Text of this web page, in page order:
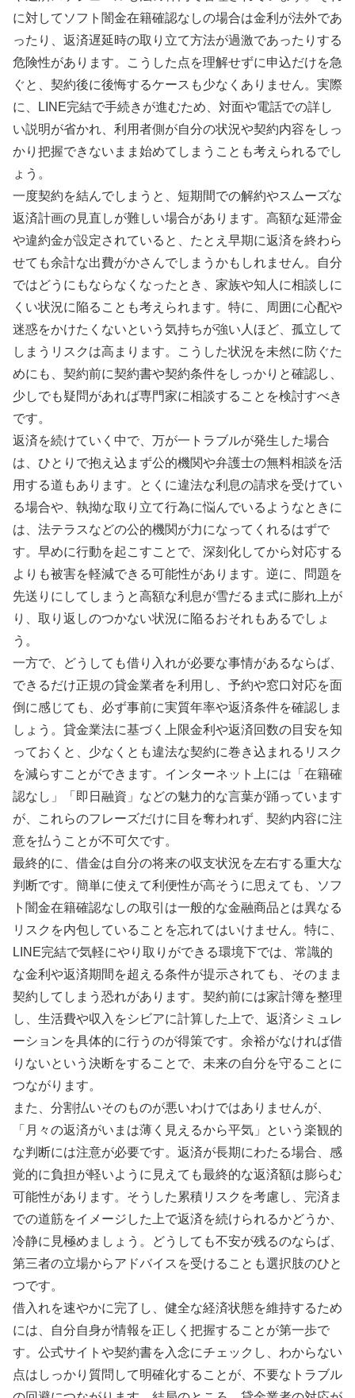
に対してソフト闇金在籍確認なしの場合は金利が法外であ
ったり、返済遅延時の取り立て方法が過激であったりする
危険性があります。こうした点を理解せずに申込だけを急
ぐと、契約後に後悔するケースも少なくありません。実際
に、LINE完結で手続きが進むため、対面や電話での詳し
い説明が省かれ、利用者側が自分の状況や契約内容をしっ
かり把握できないまま始めてしまうことも考えられるでし
ょう。
一度契約を結んでしまうと、短期間での解約やスムーズな
返済計画の見直しが難しい場合があります。高額な延滞金
や違約金が設定されていると、たとえ早期に返済を終わら
せても余計な出費がかさんでしまうかもしれません。自分
ではどうにもならなくなったとき、家族や知人に相談しに
くい状況に陥ることも考えられます。特に、周囲に心配や
迷惑をかけたくないという気持ちが強い人ほど、孤立して
しまうリスクは高まります。こうした状況を未然に防ぐた
めにも、契約前に契約書や契約条件をしっかりと確認し、
少しでも疑問があれば専門家に相談することを検討すべき
です。
返済を続けていく中で、万が一トラブルが発生した場合
は、ひとりで抱え込まず公的機関や弁護士の無料相談を活
用する道もあります。とくに違法な利息の請求を受けてい
る場合や、執拗な取り立て行為に悩んでいるようなときに
は、法テラスなどの公的機関が力になってくれるはずで
す。早めに行動を起こすことで、深刻化してから対応する
よりも被害を軽減できる可能性があります。逆に、問題を
先送りにしてしまうと高額な利息が雪だるま式に膨れ上が
り、取り返しのつかない状況に陥るおそれもあるでしょ
う。
一方で、どうしても借り入れが必要な事情があるならば、
できるだけ正規の貸金業者を利用し、予約や窓口対応を面
倒に感じても、必ず事前に実質年率や返済条件を確認しま
しょう。貸金業法に基づく上限金利や返済回数の目安を知
っておくと、少なくとも違法な契約に巻き込まれるリスク
を減らすことができます。インターネット上には「在籍確
認なし」「即日融資」などの魅力的な言葉が踊っています
が、これらのフレーズだけに目を奪われず、契約内容に注
意を払うことが不可欠です。
最終的に、借金は自分の将来の収支状況を左右する重大な
判断です。簡単に使えて利便性が高そうに思えても、ソフ
ト闇金在籍確認なしの取引は一般的な金融商品とは異なる
リスクを内包していることを忘れてはいけません。特に、
LINE完結で気軽にやり取りができる環境下では、常識的
な金利や返済期間を超える条件が提示されても、そのまま
契約してしまう恐れがあります。契約前には家計簿を整理
し、生活費や収入をシビアに計算した上で、返済シミュレ
ーションを具体的に行うのが得策です。余裕がなければ借
りないという決断をすることで、未来の自分を守ることに
つながります。
また、分割払いそのものが悪いわけではありませんが、
「月々の返済がいまは薄く見えるから平気」という楽観的
な判断には注意が必要です。返済が長期にわたる場合、感
覚的に負担が軽いように見えても最終的な返済額は膨らむ
可能性があります。そうした累積リスクを考慮し、完済ま
での道筋をイメージした上で返済を続けられるかどうか、
冷静に見極めましょう。どうしても不安が残るのならば、
第三者の立場からアドバイスを受けることも選択肢のひと
つです。
借入れを速やかに完了し、健全な経済状態を維持するため
には、自分自身が情報を正しく把握することが第一歩で
す。公式サイトや契約書を入念にチェックし、わからない
点はしっかり質問して明確化することが、不要なトラブル